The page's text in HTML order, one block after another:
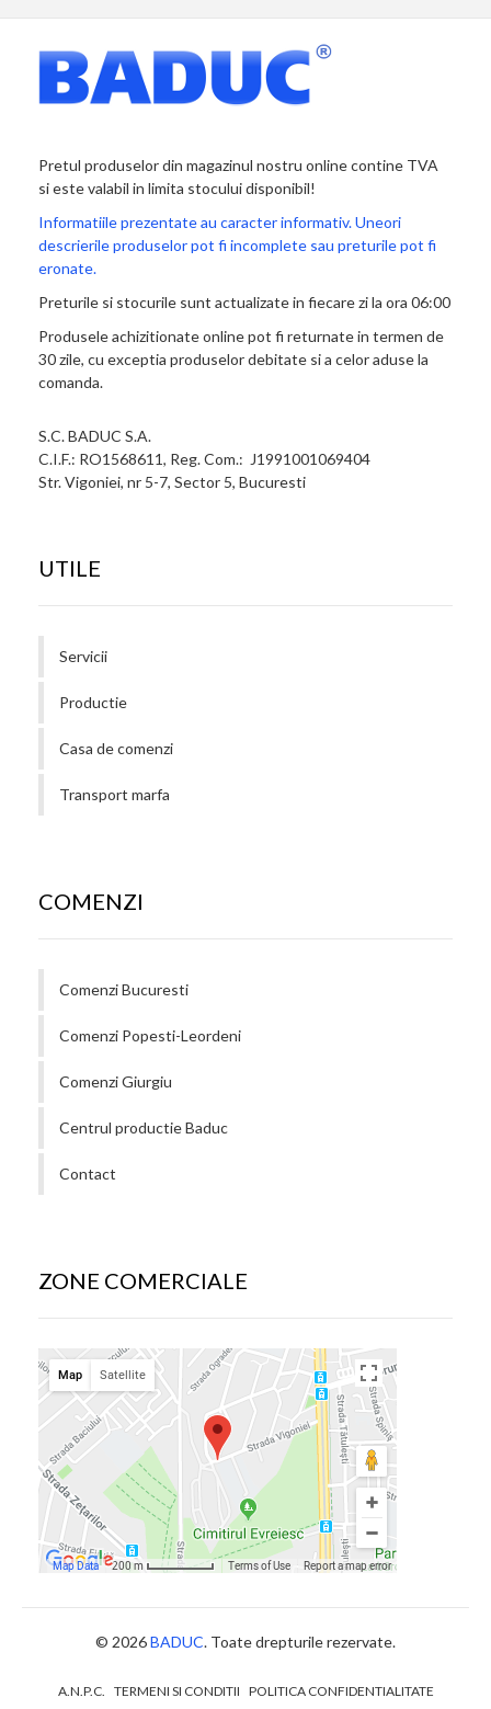
Pretul produselor din magazinul nostru online contine TVA
si este valabil in limita stocului disponibil!
Informatiile prezentate au caracter informativ. Uneori
descrierile produselor pot fi incomplete sau preturile pot fi
eronate.
Preturile si stocurile sunt actualizate in fiecare zi la ora 06:00
Produsele achizitionate online pot fi returnate in termen de
30 zile, cu exceptia produselor debitate si a celor aduse la
comanda.
S.C. BADUC S.A.
C.I.F.: RO1568611, Reg. Com.: J1991001069404
Str. Vigoniei, nr 5-7, Sector 5, Bucuresti
UTILE
Servicii
Productie
Casa de comenzi
Transport marfa
COMENZI
Comenzi Bucuresti
Comenzi Popesti-Leordeni
Comenzi Giurgiu
Centrul productie Baduc
Contact
ZONE COMERCIALE
© 2026BADUC. Toate drepturile rezervate.
A.N.P.C. TERMENI SI CONDITII POLITICA CONFIDENTIALITATE